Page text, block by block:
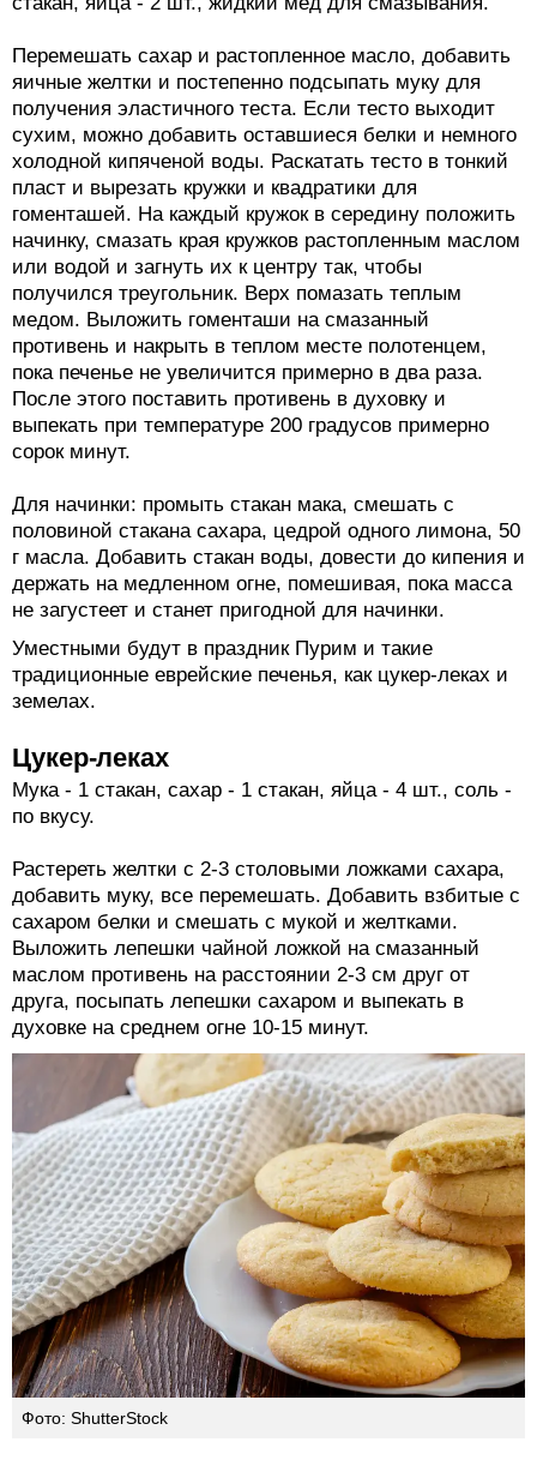
Перемешать сахар и растопленное масло, добавить
яичные желтки и постепенно подсыпать муку для
получения эластичного теста. Если тесто выходит
сухим, можно добавить оставшиеся белки и немного
холодной кипяченой воды. Раскатать тесто в тонкий
пласт и вырезать кружки и квадратики для
гоменташей. На каждый кружок в середину положить
начинку, смазать края кружков растопленным маслом
или водой и загнуть их к центру так, чтобы
получился треугольник. Верх помазать теплым
медом. Выложить гоменташи на смазанный
противень и накрыть в теплом месте полотенцем,
пока печенье не увеличится примерно в два раза.
После этого поставить противень в духовку и
выпекать при температуре 200 градусов примерно
сорок минут.
Для начинки: промыть стакан мака, смешать с
половиной стакана сахара, цедрой одного лимона, 50
г масла. Добавить стакан воды, довести до кипения и
держать на медленном огне, помешивая, пока масса
не загустеет и станет пригодной для начинки.
Уместными будут в праздник Пурим и такие
традиционные еврейские печенья, как цукер-леках и
земелах.
Цукер-леках
Мука - 1 стакан, сахар - 1 стакан, яйца - 4 шт., соль -
по вкусу.
Растереть желтки с 2-3 столовыми ложками сахара,
добавить муку, все перемешать. Добавить взбитые с
сахаром белки и смешать с мукой и желтками.
Выложить лепешки чайной ложкой на смазанный
маслом противень на расстоянии 2-3 см друг от
друга, посыпать лепешки сахаром и выпекать в
духовке на среднем огне 10-15 минут.
Фото: ShutterStock